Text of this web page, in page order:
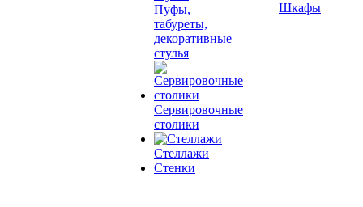
Пуфы,
табуреты,
декоративные
стулья
Сервировочные
столики
Стеллажи
Стенки
Шкафы